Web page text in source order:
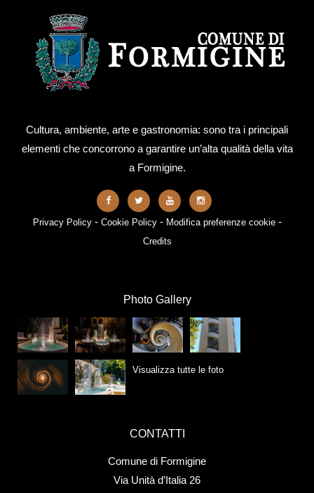
Cultura, ambiente, arte e gastronomia: sono tra i principali
elementi che concorrono a garantire un’alta qualità della vita
a Formigine.
Privacy Policy- Cookie Policy- Modifica preferenze cookie-
Credits
Photo Gallery
Visualizza tutte le foto
CONTATTI
Comune di Formigine
Via Unità d’Italia 26